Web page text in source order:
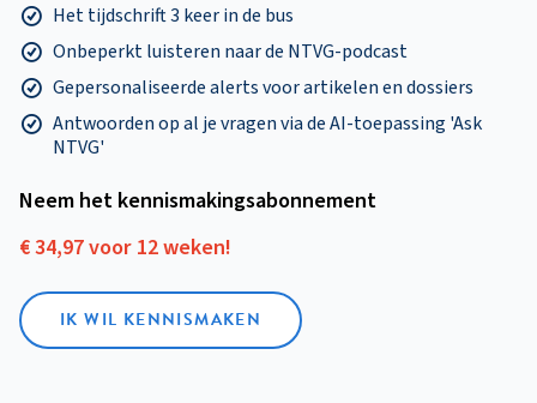
Het tijdschrift 3 keer in de bus
Onbeperkt luisteren naar de NTVG-podcast
Gepersonaliseerde alerts voor artikelen en dossiers
Antwoorden op al je vragen via de AI-toepassing 'Ask
NTVG'
Neem het kennismakings­abonnement
€ 34,97 voor 12 weken!
IK WIL KENNISMAKEN